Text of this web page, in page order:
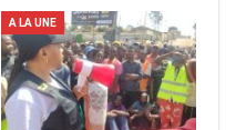
A LA UNE